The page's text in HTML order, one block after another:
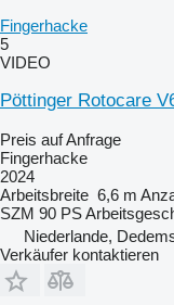
Fingerhacke
5
VIDEO
Pöttinger Rotocare
Preis auf Anfrage
Fingerhacke
2024
Arbeitsbreite 6,6 m
SZM 90 PS
Niederlande,
Verkäufer kontaktieren